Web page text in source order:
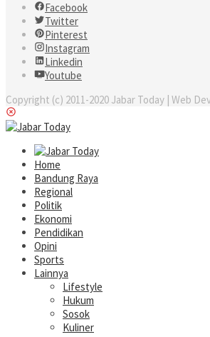
Facebook
Twitter
Pinterest
Instagram
Linkedin
Youtube
Copyright (c) 2011-2020 Jabar Today | Web
Home
Bandung Raya
Regional
Politik
Ekonomi
Pendidikan
Opini
Sports
Lainnya
Lifestyle
Hukum
Sosok
Kuliner